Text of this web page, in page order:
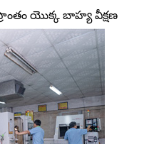
యొక్క బాహ్య వీక్షణ